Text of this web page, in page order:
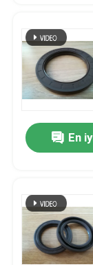
En